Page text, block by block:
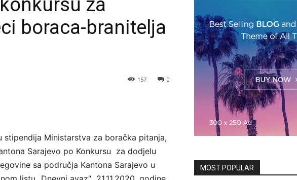
boraca-branitelja
0
157
Ministarstva za boračka pitanja,
Sarajevo po Konkursu za dodjelu
sa područja Kantona Sarajevo u
MOST POPULAR